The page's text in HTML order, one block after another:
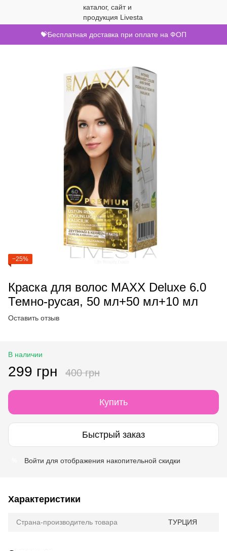
💝Бесплатная доставка при оплате на ФОП
−25%
Краска для волос MAXX Deluxe 6.0
Темно-русая, 50 мл+50 мл+10 мл
Оставить отзыв
В наличии
299 грн 400 грн
Купить
Быстрый заказ
Войти для отображения накопительной скидки
Характеристики
Страна-производитель товара ТУРЦИЯ